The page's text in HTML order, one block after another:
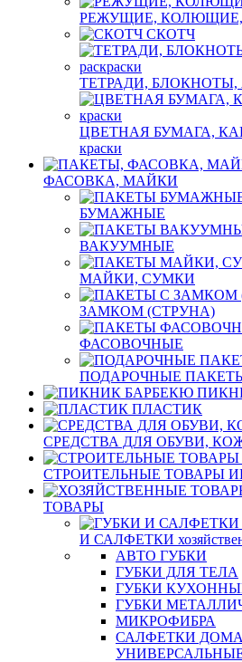
РЕЖУЩИЕ,
СКОТЧ
ТЕТРАДИ, БЛОКНОТЫ,
ЦВЕТНАЯ БУМАГА,
краски
ФАСОВКА, МАЙКИ
БУМАЖНЫЕ
ВАКУУМНЫЕ
МАЙКИ, СУМКИ
ЗАМКОМ (СТРУНА)
ФАСОВОЧНЫЕ
ПОДАРОЧНЫЕ
ПЛАСТИК
СРЕДСТВА ДЛЯ ОБУВИ,
СТРОИТЕЛЬНЫЕ ТОВАРЫ
ТОВАРЫ
И САЛФЕТКИ
АВТО ГУБКИ
ГУБКИ ДЛЯ ТЕЛА
ГУБКИ
ГУБКИ
МИКРОФИБРА
САЛФЕТКИ